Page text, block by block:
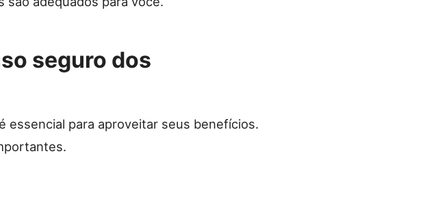
seguro dos
essencial para aproveitar seus benefícios.